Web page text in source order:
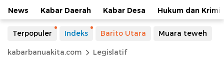
News Kabar Daerah Kabar Desa Hukum dan
Terpopuler Indeks Barito Utara Muara teweh
kabarbanuakita.com Legislatif